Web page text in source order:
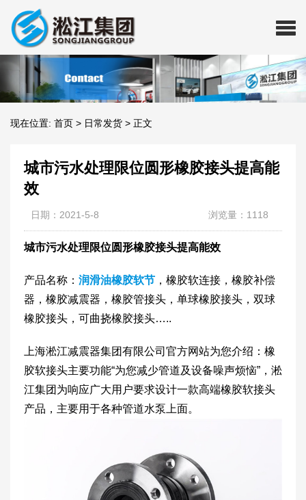
现在位置: 首页 > 日常发货 > 正文
城市污水处理限位圆形橡胶接头提高能
效
日期：2021-5-8 浏览量：1118
城市污水处理限位圆形橡胶接头提高能效
产品名称： 润滑油橡胶软节 ，橡胶软连接，橡胶补偿
器，橡胶减震器，橡胶管接头，单球橡胶接头，双球
橡胶接头，可曲挠橡胶接头…..
上海淞江减震器集团有限公司官方网站为您介绍：橡
胶软接头主要功能“为您减少管道及设备噪声烦恼”，淞
江集团为响应广大用户要求设计一款高端橡胶软接头
产品，主要用于各种管道水泵上面。